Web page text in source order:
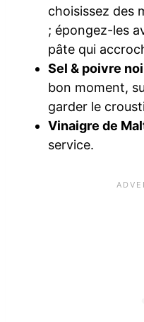
choisissez des
; épongez-les
pâte qui
Sel & poivre
bon moment,
garder le
Vinaigre de
service.